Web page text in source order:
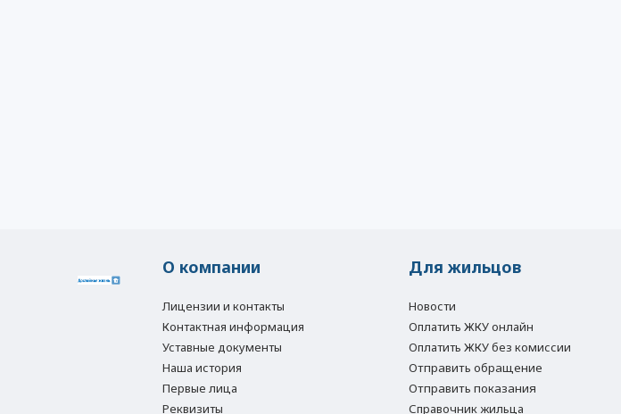
О компании
Лицензии и контакты
Контактная информация
Уставные документы
Наша история
Первые лица
Реквизиты
Для жильцов
Новости
Оплатить ЖКУ онлайн
Оплатить ЖКУ без комиссии
Отправить обращение
Отправить показания
Справочник жильца